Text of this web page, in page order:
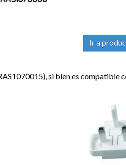
Ir a
si bien es compatible